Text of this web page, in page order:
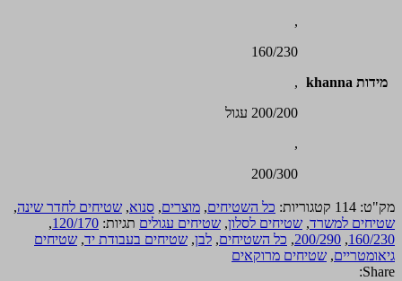
מידות khanna
,
160/230
,
200/200 עגול
,
200/300
מק"ט: 114 קטגוריות: כל השטיחים, מוצרים, סנוא, שטיחים לחדר שינה,
שטיחים למשרד, שטיחים לסלון, שטיחים עגולים תגיות: 120/170
,
160/230
,
200/290
, כל השטיחים, לבן, שטיחים בעבודת יד, שטיחים
גיאומטריים, שטיחים מרוקאים
Share: